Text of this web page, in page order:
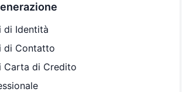
di Identità
di Contatto
Carta di Credito